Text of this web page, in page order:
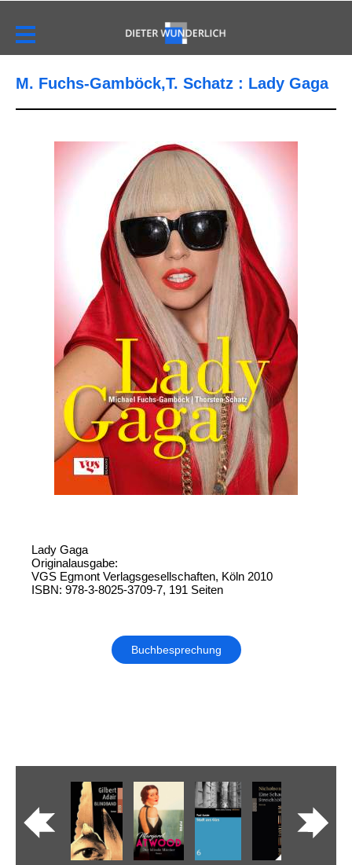
M. Fuchs-Gamböck,T. Schatz : Lady Gaga
Lady Gaga
Originalausgabe:
VGS Egmont Verlagsgesellschaften, Köln 2010
ISBN: 978-3-8025-3709-7, 191 Seiten
Buchbesprechung